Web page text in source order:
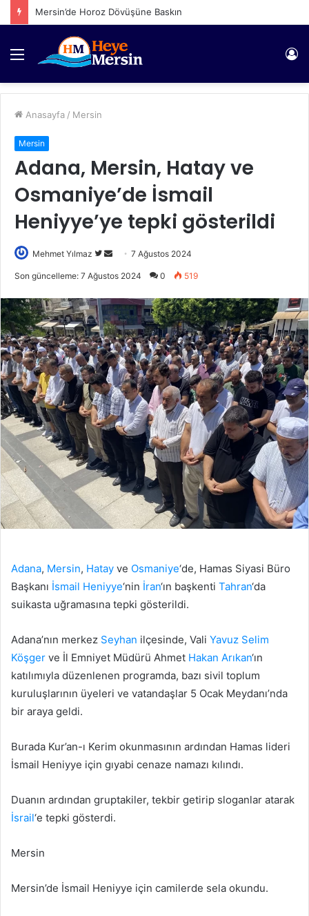
Mersin’de Horoz Dövüşüne Baskın
Menü
Anasayfa / Mersin
Mersin
Adana, Mersin, Hatay ve
Osmaniye’de İsmail
Heniyye’ye tepki gösterildi
Mehmet Yılmaz
Twitter'da
Bir
göndermek
7 Ağustos 2024
Son güncelleme: 7 Ağustos 2024 0 519
Adana, Mersin, Hatay ve Osmaniye‘de, Hamas Siyasi Büro
Başkanı İsmail Heniyye‘nin İran‘ın başkenti Tahran‘da
suikasta uğramasına tepki gösterildi.
Adana’nın merkez Seyhan ilçesinde, Vali Yavuz Selim
Köşger ve İl Emniyet Müdürü Ahmet Hakan Arıkan‘ın
katılımıyla düzenlenen programda, bazı sivil toplum
kuruluşlarının üyeleri ve vatandaşlar 5 Ocak Meydanı’nda
bir araya geldi.
Burada Kur’an-ı Kerim okunmasının ardından Hamas lideri
İsmail Heniyye için gıyabi cenaze namazı kılındı.
Duanın ardından gruptakiler, tekbir getirip sloganlar atarak
İsrail‘e tepki gösterdi.
Mersin
Mersin’de İsmail Heniyye için camilerde sela okundu.